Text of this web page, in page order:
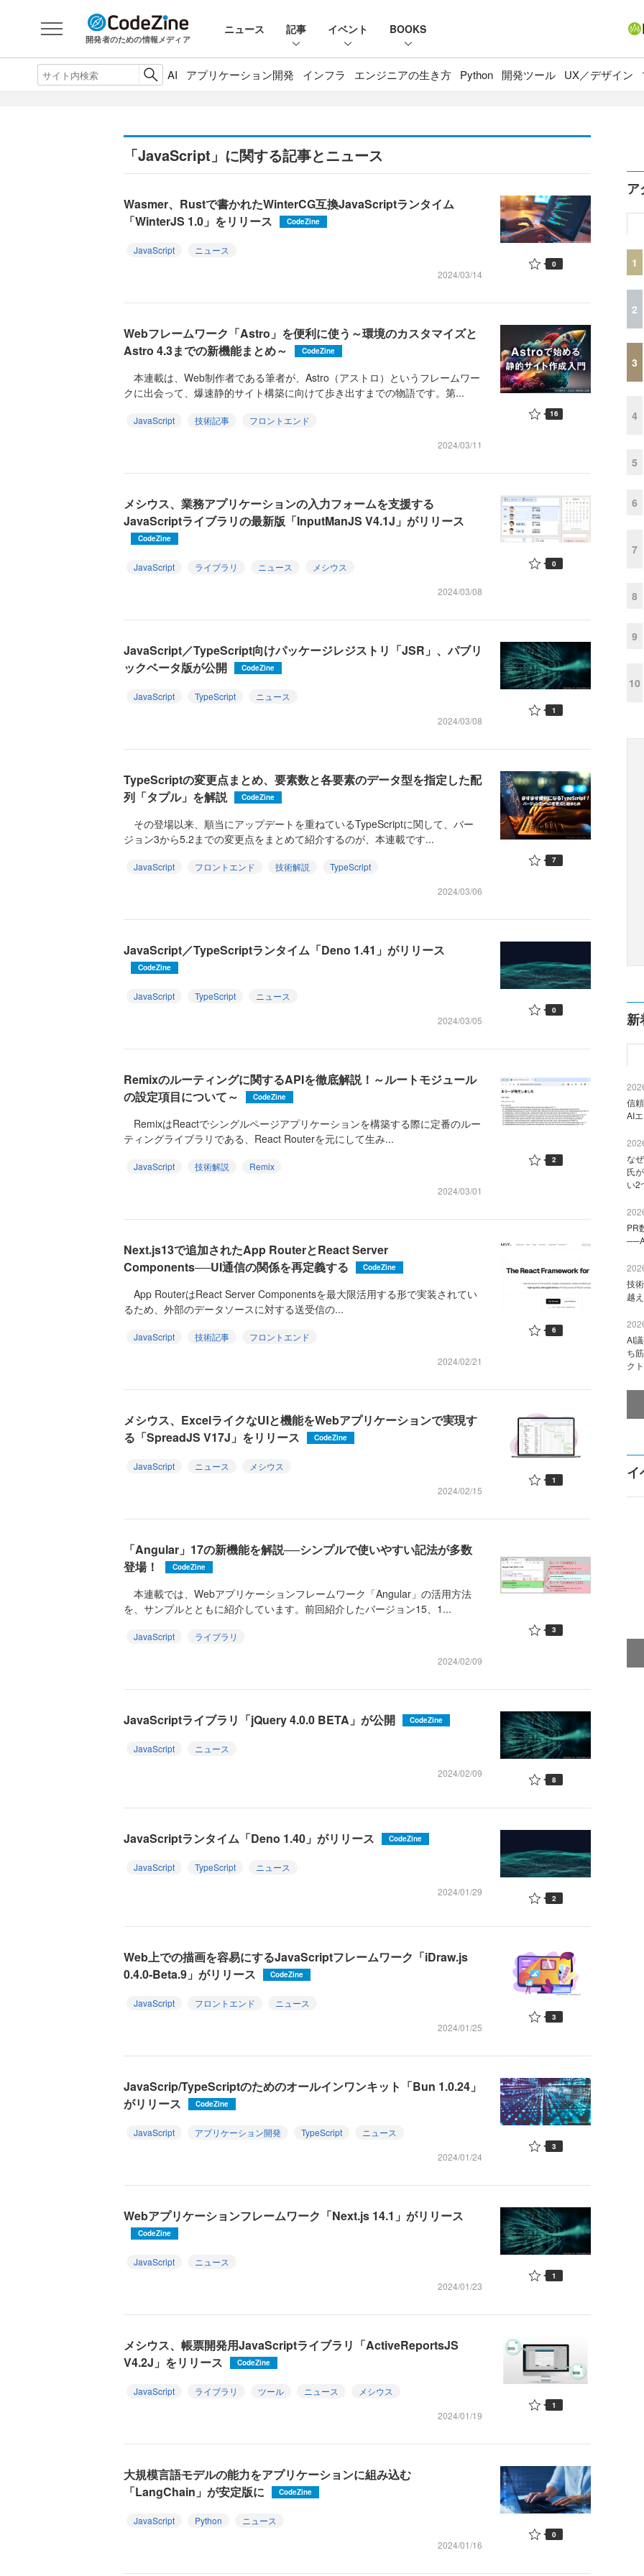
開発者のための情報メディア
ニュース 記事 イベント BOOKS
AI アプリケーション開発 インフラ エンジニアの生き方 Python 開発ツール UX／デザイン
「JavaScript」に関する記事とニュース
Wasmer、Rustで書かれたWinterCG互換JavaScriptランタイム
「WinterJS 1.0」をリリース
CodeZine
JavaScript
ニュース
2024/03/14
0
Webフレームワーク「Astro」を便利に使う～環境のカスタマイズと
Astro 4.3までの新機能まとめ～
CodeZine
本連載は、Web制作者である筆者が、Astro（アストロ）というフレームワー
クに出会って、爆速静的サイト構築に向けて歩き出すまでの物語です。第...
JavaScript 技術記事
フロントエンド
2024/03/11
16
メシウス、業務アプリケーションの入力フォームを支援する
JavaScriptライブラリの最新版「InputManJS V4.1J」がリリース
CodeZine
JavaScript ライブラリ ニュース
メシウス
2024/03/08
0
JavaScript／TypeScript向けパッケージレジストリ「JSR」、パブリ
ックベータ版が公開
CodeZine
JavaScript TypeScript
ニュース
2024/03/08
1
TypeScriptの変更点まとめ、要素数と各要素のデータ型を指定した配
列「タプル」を解説
CodeZine
その登場以来、順当にアップデートを重ねているTypeScriptに関して、バー
ジョン3から5.2までの変更点をまとめて紹介するのが、本連載です...
JavaScript フロントエンド 技術解説
TypeScript
2024/03/06
7
JavaScript／TypeScriptランタイム「Deno 1.41」がリリース
CodeZine
JavaScript TypeScript
ニュース
2024/03/05
0
Remixのルーティングに関するAPIを徹底解説！～ルートモジュール
の設定項目について～
CodeZine
RemixはReactでシングルページアプリケーションを構築する際に定番のルー
ティングライブラリである、React Routerを元にして生み...
JavaScript 技術解説
Remix
2024/03/01
2
Next.js13で追加されたApp RouterとReact Server
Components──UI通信の関係を再定義する
CodeZine
App RouterはReact Server Componentsを最大限活用する形で実装されてい
るため、外部のデータソースに対する送受信の...
JavaScript 技術記事
フロントエンド
2024/02/21
6
メシウス、ExcelライクなUIと機能をWebアプリケーションで実現す
る「SpreadJS V17J」をリリース
CodeZine
JavaScript ニュース
メシウス
2024/02/15
1
「Angular」17の新機能を解説──シンプルで使いやすい記法が多数
登場！
CodeZine
本連載では、Webアプリケーションフレームワーク「Angular」の活用方法
を、サンプルとともに紹介しています。前回紹介したバージョン15、1...
JavaScript
ライブラリ
2024/02/09
3
JavaScriptライブラリ「jQuery 4.0.0 BETA」が公開 CodeZine
JavaScript
ニュース
2024/02/09
8
JavaScriptランタイム「Deno 1.40」がリリース CodeZine
JavaScript TypeScript
ニュース
2024/01/29
2
Web上での描画を容易にするJavaScriptフレームワーク「iDraw.js
0.4.0-Beta.9」がリリース
CodeZine
JavaScript フロントエンド
ニュース
2024/01/25
3
JavaScrip/TypeScriptのためのオールインワンキット「Bun 1.0.24」
がリリース
CodeZine
JavaScript アプリケーション開発 TypeScript
ニュース
2024/01/24
3
Webアプリケーションフレームワーク「Next.js 14.1」がリリース
CodeZine
JavaScript
ニュース
2024/01/23
1
メシウス、帳票開発用JavaScriptライブラリ「ActiveReportsJS
V4.2J」をリリース
CodeZine
JavaScript ライブラリ ツール ニュース
メシウス
2024/01/19
1
大規模言語モデルの能力をアプリケーションに組み込む
「LangChain」が安定版に
CodeZine
JavaScript Python
ニュース
2024/01/16
0
ア
1
2
3
4
5
6
7
8
9
10
新
信
AI
な
氏
い2
PR
技
越
AI
ち
ク
イ